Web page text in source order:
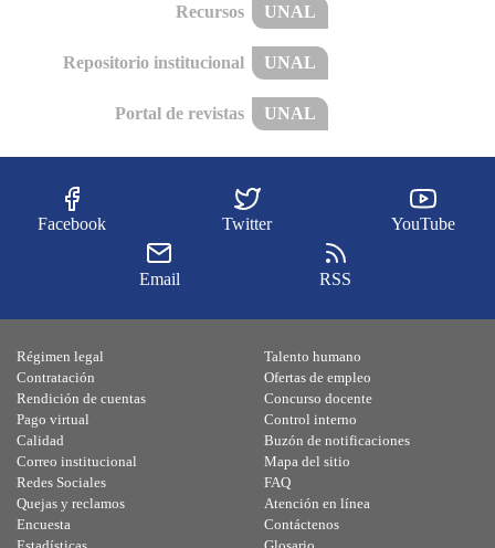
Recursos UNAL
Repositorio institucional UNAL
Portal de revistas UNAL
Facebook Twitter YouTube
Email RSS
Régimen legal
Contratación
Rendición de cuentas
Pago virtual
Calidad
Talento humano
Ofertas de empleo
Concurso docente
Control interno
Buzón de notificaciones
Correo institucional
Redes Sociales
Quejas y reclamos
Encuesta
Mapa del sitio
FAQ
Atención en línea
Contáctenos